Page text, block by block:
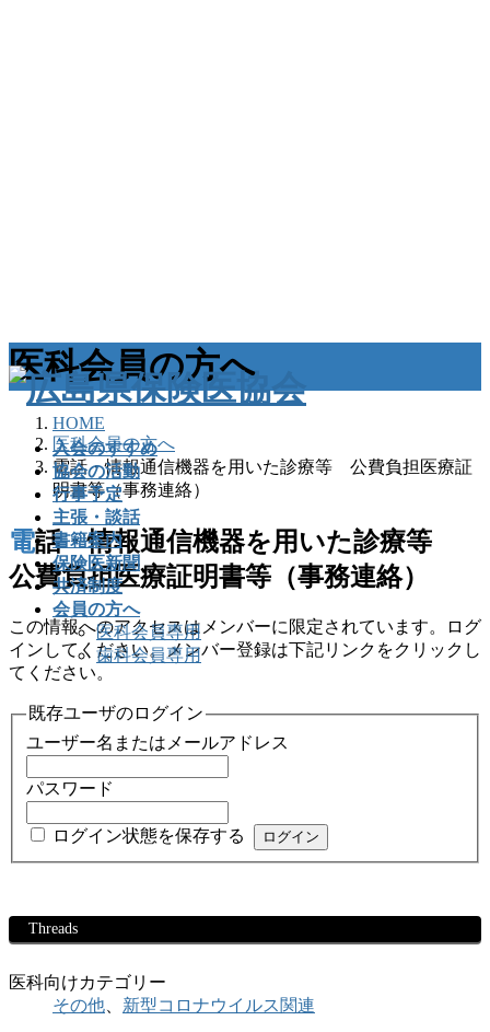
入会のすすめ
協会の活動
行事予定
主張・談話
書籍案内
保険医新聞
共済制度
会員の方へ
医科会員専用
歯科会員専用
医科会員の方へ
HOME
医科会員の方へ
電話・情報通信機器を用いた診療等 公費負担医療証
明書等（事務連絡）
電話・情報通信機器を用いた診療等
公費負担医療証明書等（事務連絡）
この情報へのアクセスはメンバーに限定されています。ログ
インしてください。メンバー登録は下記リンクをクリックし
てください。
既存ユーザのログイン
ユーザー名またはメールアドレス
パスワード
ログイン状態を保存する
Threads
医科向けカテゴリー
その他
新型コロナウイルス関連